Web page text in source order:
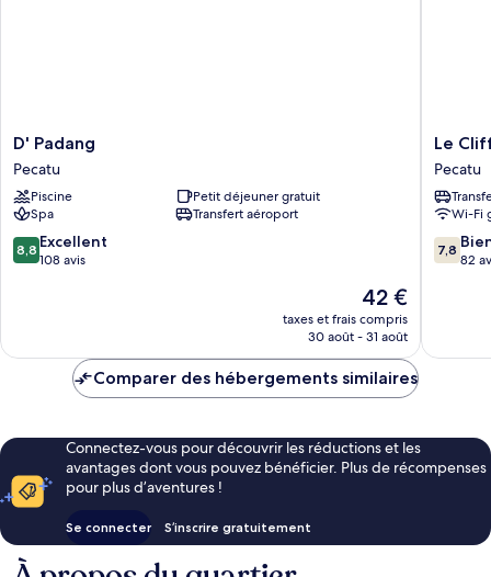
D'
Padang
Pecatu
D' Padang
Pecatu
Piscine
Petit déjeuner gratuit
Spa
Transfert aéroport
8.8
sur
8,8 Excellent
108 avis
Le
nouveau
prix
de
42 €
taxes et frais compris
30 août - 31 août
Le
Cliff
Bali
Pecatu
Le
Pecatu
Wi-Fi
7.8
sur
7,8
82
Comparer des hébergements similaires
Connectez-vous pour découvrir les réductions et les
avantages dont vous pouvez bénéficier. Plus de récompenses
pour plus d’aventures !
Se connecter S’inscrire gratuitement